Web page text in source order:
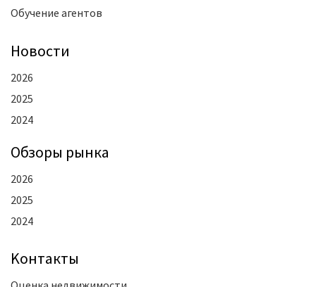
Обучение агентов
Новости
2026
2025
2024
Oбзоры рынка
2026
2025
2024
Kонтакты